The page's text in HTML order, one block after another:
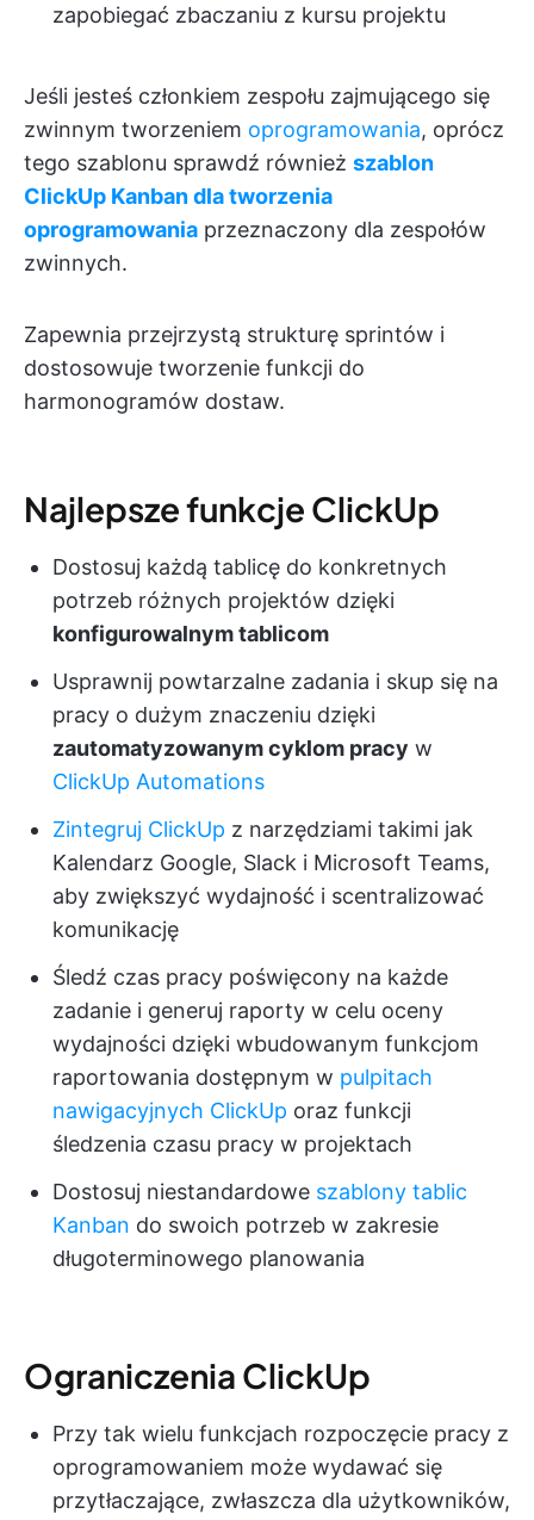
zapobiegać zbaczaniu z kursu projektu
Jeśli jesteś członkiem zespołu zajmującego się
zwinnym tworzeniem oprogramowania, oprócz
tego szablonu sprawdź również szablon
ClickUp Kanban dla tworzenia
oprogramowania przeznaczony dla zespołów
zwinnych.
Zapewnia przejrzystą strukturę sprintów i
dostosowuje tworzenie funkcji do
harmonogramów dostaw.
Najlepsze funkcje ClickUp
Dostosuj każdą tablicę do konkretnych
potrzeb różnych projektów dzięki
konfigurowalnym tablicom
Usprawnij powtarzalne zadania i skup się na
pracy o dużym znaczeniu dzięki
zautomatyzowanym cyklom pracy w
ClickUp Automations
Zintegruj ClickUp z narzędziami takimi jak
Kalendarz Google, Slack i Microsoft Teams,
aby zwiększyć wydajność i scentralizować
komunikację
Śledź czas pracy poświęcony na każde
zadanie i generuj raporty w celu oceny
wydajności dzięki wbudowanym funkcjom
raportowania dostępnym w pulpitach
nawigacyjnych ClickUp oraz funkcji
śledzenia czasu pracy w projektach
Dostosuj niestandardowe szablony tablic
Kanban do swoich potrzeb w zakresie
długoterminowego planowania
Ograniczenia ClickUp
Przy tak wielu funkcjach rozpoczęcie pracy z
oprogramowaniem może wydawać się
przytłaczające, zwłaszcza dla użytkowników,